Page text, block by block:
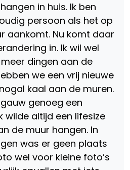
in huis. Ik ben
persoon als het op
aankomt. Nu komt daar
in. Ik wil wel
dingen aan de
we een vrij nieuwe
kaal aan de muren.
genoeg een
wilde altijd een lifesize
de muur hangen. In
was er geen plaats
wel voor kleine foto’s